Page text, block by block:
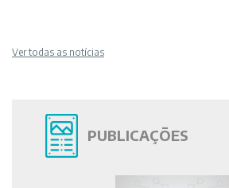
Ver todas as notícias
PUBLICAÇÕES